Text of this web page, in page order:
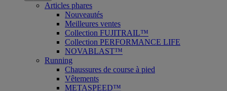
Articles phares
Nouveautés
Meilleures ventes
Collection FUJITRAIL™
Collection PERFORMANCE LIFE
NOVABLAST™
Running
Chaussures de course à pied
Vêtements
METASPEED™